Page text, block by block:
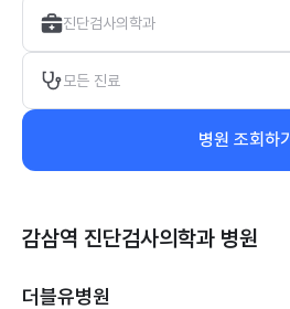
진단검사의학과
모든 진료
병원 조회하기
감삼역 진단검사의학과 병원
더블유병원